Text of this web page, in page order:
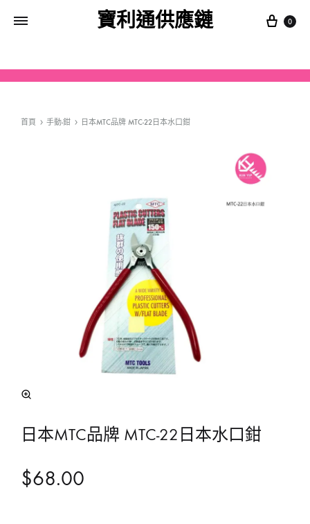
寶利通供應鏈 0
首頁 手動-鉗 日本MTC品牌 MTC-22日本水口鉗
日本MTC品牌 MTC-22日本水口鉗
$68.00